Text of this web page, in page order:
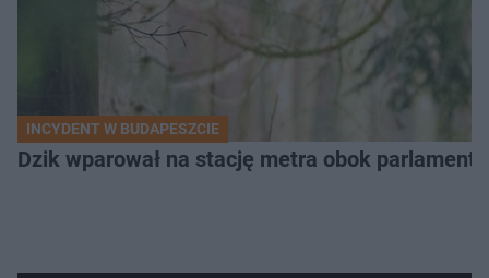
INCYDENT W BUDAPESZCIE
Dzik wparował na stację metra obok